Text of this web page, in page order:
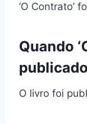
‘O Contrato’
Quando
O livro foi